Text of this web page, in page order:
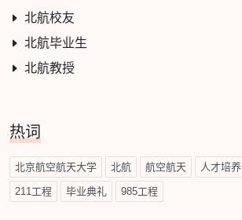
北航校友
北航毕业生
北航教授
热词
北京航空航天大学 北航 航空航天 人才培养
211工程 毕业典礼 985工程